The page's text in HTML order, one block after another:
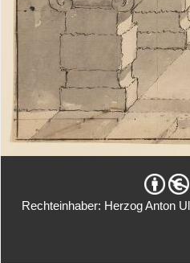
Rechteinhaber: Herzog Anton